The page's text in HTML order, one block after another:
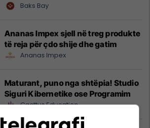
zbuloni mundësitë e investimit
Baks Bay
Ananas Impex sjell në treg produkte
të reja për çdo shije dhe gatim
Ananas Impex
Maturant, puno nga shtëpia! Studio
Siguri Kibernetike ose Programim
Cacttus Education